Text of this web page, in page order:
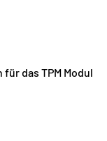
das TPM Modul